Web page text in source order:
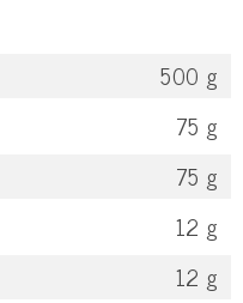
500 g
75 g
75 g
12 g
12 g